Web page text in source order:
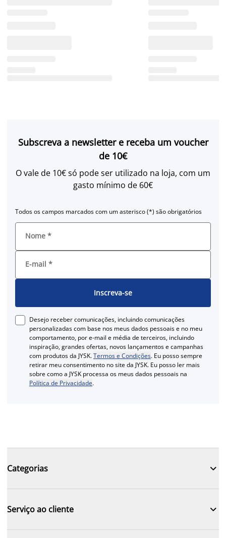
Subscreva a newsletter e receba um voucher
de 10€
O vale de 10€ só pode ser utilizado na loja, com um
gasto mínimo de 60€
Todos os campos marcados com um asterisco (*) são obrigatórios
Nome *
E-mail *
Inscreva-se
Desejo receber comunicações, incluindo comunicações
personalizadas com base nos meus dados pessoais e no meu
comportamento, por e-mail e média de terceiros, incluindo
inspiração, grandes ofertas, novos lançamentos e campanhas
com produtos da JYSK.Termos e Condições. Eu posso sempre
retirar meu consentimento no site da JYSK. Eu posso ler mais
sobre como a JYSK processa os meus dados pessoais na
Política de Privacidade.
Categorias 
Serviço ao cliente 